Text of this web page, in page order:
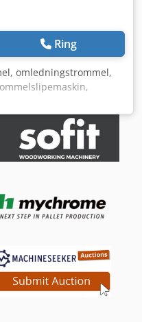
Ring
omledningstrommel,
reservedelsvalser,
Dedpfx Aevxpxzsf
sliptrommel med
Ø 100 mm - Opptak: Ø
tilgjengelig - Mål: Ø